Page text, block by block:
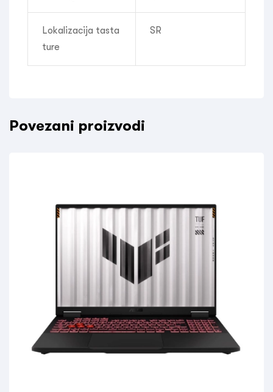
Lokalizacija tasta
ture
SR
Povezani proizvodi